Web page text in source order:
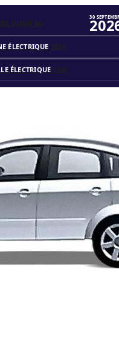
ÉLECTRIQUE 2026
ÉLECTRIQUE 2026
jusqu'au
30